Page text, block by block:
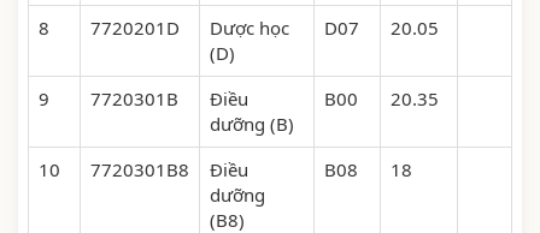
8 7720201D
Dược học
(D)
D07 20.05
9 7720301B
Điều
dưỡng (B)
B00 20.35
10 7720301B8
Điều
dưỡng
(B8)
B08 18